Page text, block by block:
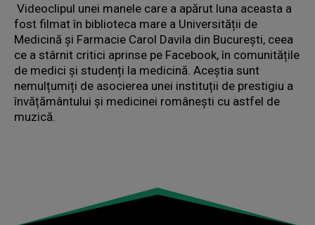
Videoclipul unei manele care a apărut luna aceasta a
fost filmat în biblioteca mare a Universității de
Medicină și Farmacie Carol Davila din București, ceea
ce a stârnit critici aprinse pe Facebook, în comunitățile
de medici și studenți la medicină. Aceștia sunt
nemulțumiți de asocierea unei instituții de prestigiu a
învățământului și medicinei românești cu astfel de
muzică.